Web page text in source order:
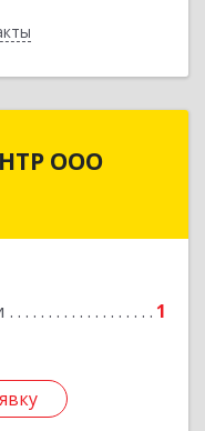
ООО
1
ЦЕНТР ООО